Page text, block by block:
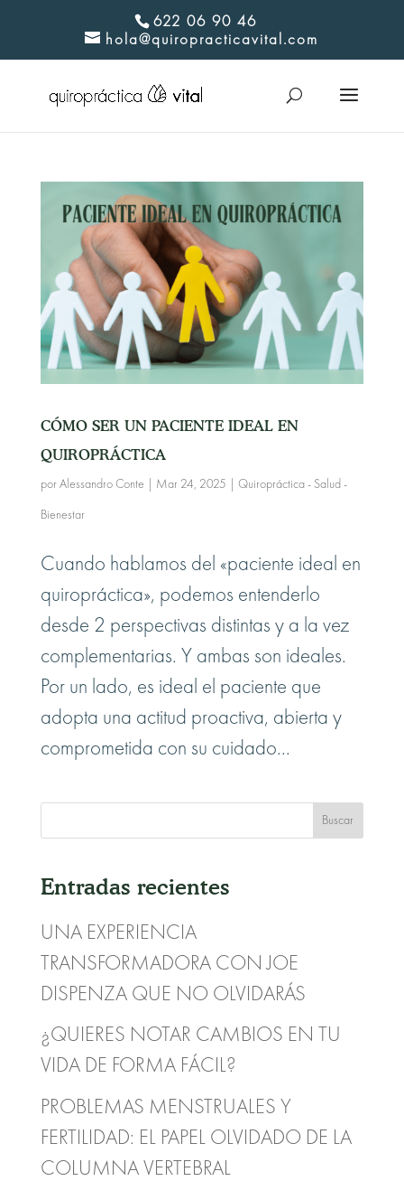
622 06 90 46
hola@quiropracticavital.com
CÓMO SER UN PACIENTE IDEAL EN
QUIROPRÁCTICA
por Alessandro Conte Mar 24, 2025 Quiropráctica - Salud -
Bienestar
Cuando hablamos del «paciente ideal en
quiropráctica», podemos entenderlo
desde 2 perspectivas distintas y a la vez
complementarias. Y ambas son ideales.
Por un lado, es ideal el paciente que
adopta una actitud proactiva, abierta y
comprometida con su cuidado...
Entradas recientes
UNA EXPERIENCIA
TRANSFORMADORA CON JOE
DISPENZA QUE NO OLVIDARÁS
¿QUIERES NOTAR CAMBIOS EN TU
VIDA DE FORMA FÁCIL?
PROBLEMAS MENSTRUALES Y
FERTILIDAD: EL PAPEL OLVIDADO DE LA
COLUMNA VERTEBRAL